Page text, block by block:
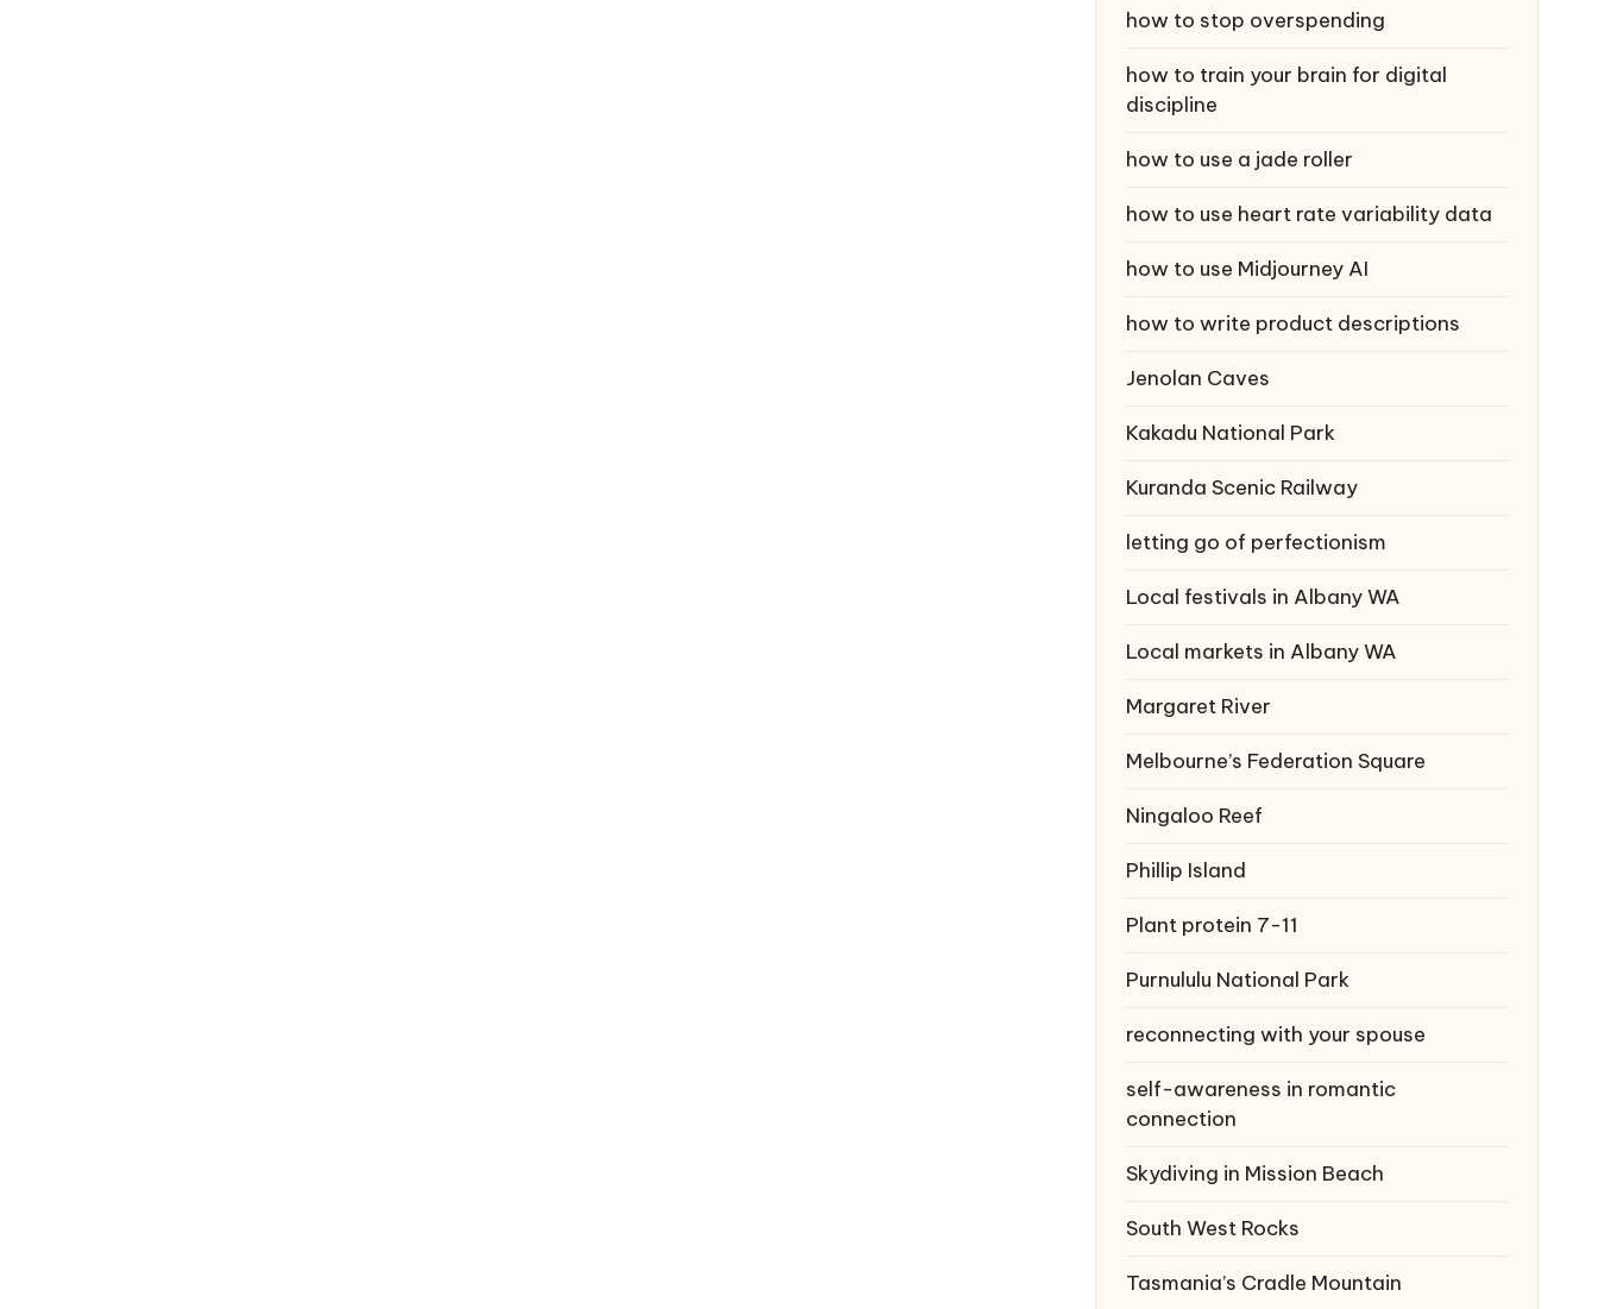
how to stop overspending
how to train your brain for digital
discipline
how to use a jade roller
how to use heart rate variability data
how to use Midjourney AI
how to write product descriptions
Jenolan Caves
Kakadu National Park
Kuranda Scenic Railway
letting go of perfectionism
Local festivals in Albany WA
Local markets in Albany WA
Margaret River
Melbourne’s Federation Square
Ningaloo Reef
Phillip Island
Plant protein 7-11
Purnululu National Park
reconnecting with your spouse
self-awareness in romantic
connection
Skydiving in Mission Beach
South West Rocks
Tasmania’s Cradle Mountain